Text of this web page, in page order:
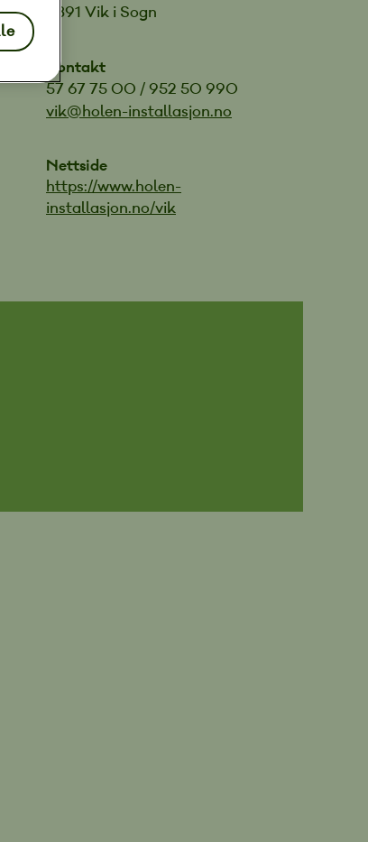
6891 Vik i Sogn
Kontakt
57 67 75 00 / 952 50 990
vik@holen-installasjon.no
Nettside
https://www.holen-
installasjon.no/vik